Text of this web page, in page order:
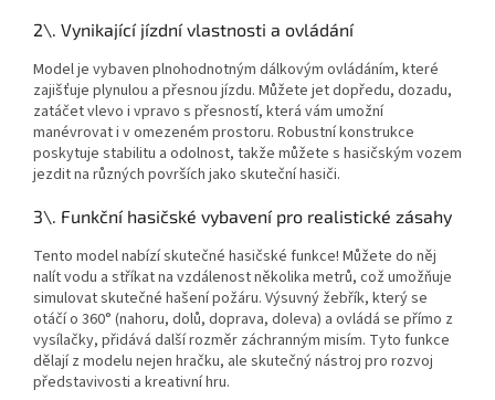
2\. Vynikající jízdní vlastnosti a ovládání
Model je vybaven plnohodnotným dálkovým ovládáním, které
zajišťuje plynulou a přesnou jízdu. Můžete jet dopředu, dozadu,
zatáčet vlevo i vpravo s přesností, která vám umožní
manévrovat i v omezeném prostoru. Robustní konstrukce
poskytuje stabilitu a odolnost, takže můžete s hasičským vozem
jezdit na různých površích jako skuteční hasiči.
3\. Funkční hasičské vybavení pro realistické zásahy
Tento model nabízí skutečné hasičské funkce! Můžete do něj
nalít vodu a stříkat na vzdálenost několika metrů, což umožňuje
simulovat skutečné hašení požáru. Výsuvný žebřík, který se
otáčí o 360° (nahoru, dolů, doprava, doleva) a ovládá se přímo z
vysílačky, přidává další rozměr záchranným misím. Tyto funkce
dělají z modelu nejen hračku, ale skutečný nástroj pro rozvoj
představivosti a kreativní hru.